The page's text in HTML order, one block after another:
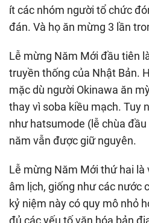
ít các nhóm người tổ chức
đán. Và họ ăn mừng 3 lần
Lễ mừng Năm Mới đầu tiên
truyền thống của Nhật Bản.
mặc dù người Okinawa ăn
thay vì soba kiều mạch. Tuy
như hatsumode (lễ chùa
năm vẫn được giữ nguyên.
Lễ mừng Năm Mới thứ hai là
âm lịch, giống như các nước
kỷ niệm này có quy mô nhỏ
đủ các yếu tố văn hóa bản